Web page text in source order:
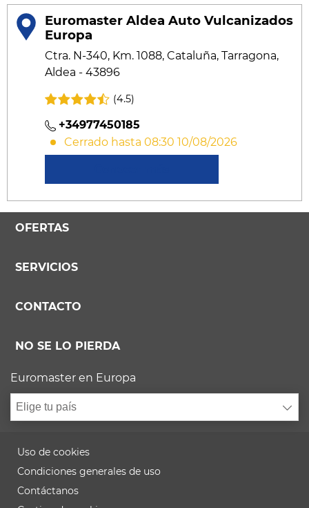
Euromaster Aldea Auto Vulcanizados
Europa
Ctra. N-340, Km. 1088, Cataluña, Tarragona,
Aldea - 43896
(4.5)
+34977450185
Cerrado hasta 08:30 10/08/2026
OFERTAS
SERVICIOS
CONTACTO
NO SE LO PIERDA
Euromaster en Europa
Elige tu país
Uso de cookies
Condiciones generales de uso
Contáctanos